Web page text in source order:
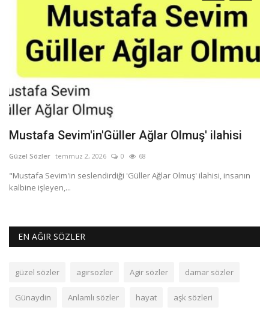
Mustafa Sevim'in'Güller Ağlar Olmuş' ilahisi
Güzel Sözler temmuz 2, 2026 0 68
"Mustafa Sevim'in seslendirdiği 'Güller Ağlar Olmuş' ilahisi, insanın
kalbine işleyen,...
EN AĞIR SÖZLER
güzel sözler agırsozler Agir sözler damar sözler
Günaydin Anlamlı sözler hayat aşk sözleri